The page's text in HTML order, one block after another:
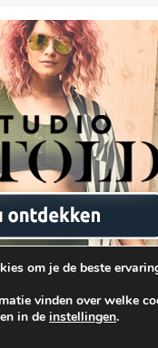
2026 |
om je de beste
vinden over welke
in de instellingen.